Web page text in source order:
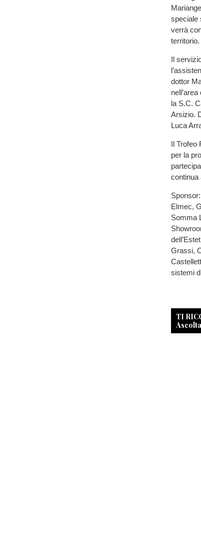
speciale
verrà
territorio.
Il
dottor
la S.C.
Arsizio.
Luca
Il Trofeo
per la
continua
Elmec,
Somma
Grassi,
sistemi
TI